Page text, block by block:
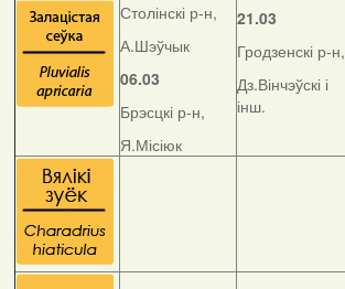
Столінскі р-н,
А.Шэўчык
06.03
Брэсцкі р-н,
Я.Місіюк
21.03
Гродзенскі р-н,
Дз.Вінчэўскі і
інш.